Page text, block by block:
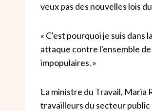
veux pas des nouvelles lois
« C'est pourquoi je suis dans
attaque contre l'ensemble
impopulaires. »
La ministre du Travail,
travailleurs du secteur